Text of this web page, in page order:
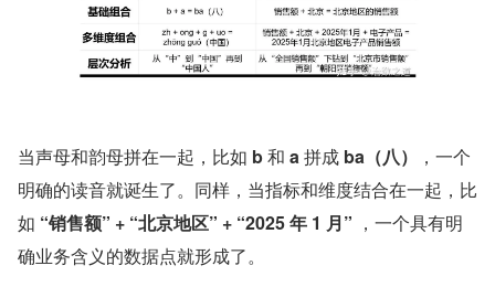
当声母和韵母拼在一起，比如 b 和 a 拼成 ba（八）
，一个
明确的读音就诞生了。同样，当指标和维度结合在一起，比
如 “销售额” + “北京地区” + “2025 年 1 月” ，一个具有明
确业务含义的数据点就形成了。